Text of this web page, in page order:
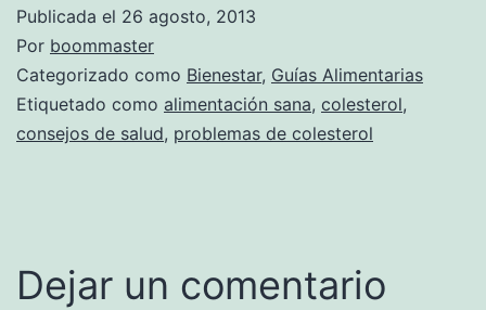
Publicada el 26 agosto, 2013
Por boommaster
Categorizado como Bienestar, Guías Alimentarias
Etiquetado como alimentación sana, colesterol,
consejos de salud, problemas de colesterol
Dejar un comentario